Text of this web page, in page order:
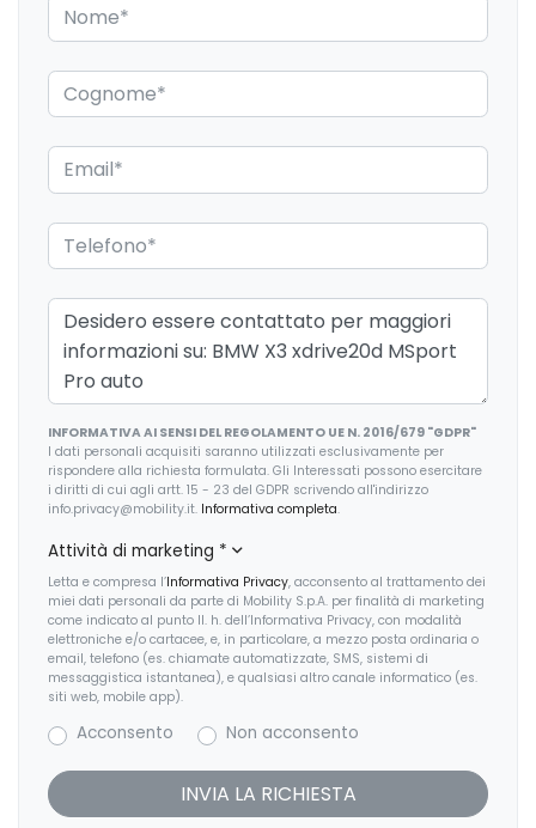
INFORMATIVA AI SENSI DEL REGOLAMENTO UE N. 2016/679 "GDPR"
I dati personali acquisiti saranno utilizzati esclusivamente per
rispondere alla richiesta formulata. Gli Interessati possono esercitare
i diritti di cui agli artt. 15 - 23 del GDPR scrivendo all'indirizzo
info.privacy@mobility.it. Informativa completa.
Attività di marketing *
Letta e compresa l’Informativa Privacy, acconsento al trattamento dei
miei dati personali da parte di Mobility S.p.A. per finalità di marketing
come indicato al punto II. h. dell’Informativa Privacy, con modalità
elettroniche e/o cartacee, e, in particolare, a mezzo posta ordinaria o
email, telefono (es. chiamate automatizzate, SMS, sistemi di
messaggistica istantanea), e qualsiasi altro canale informatico (es.
siti web, mobile app).
Acconsento Non acconsento